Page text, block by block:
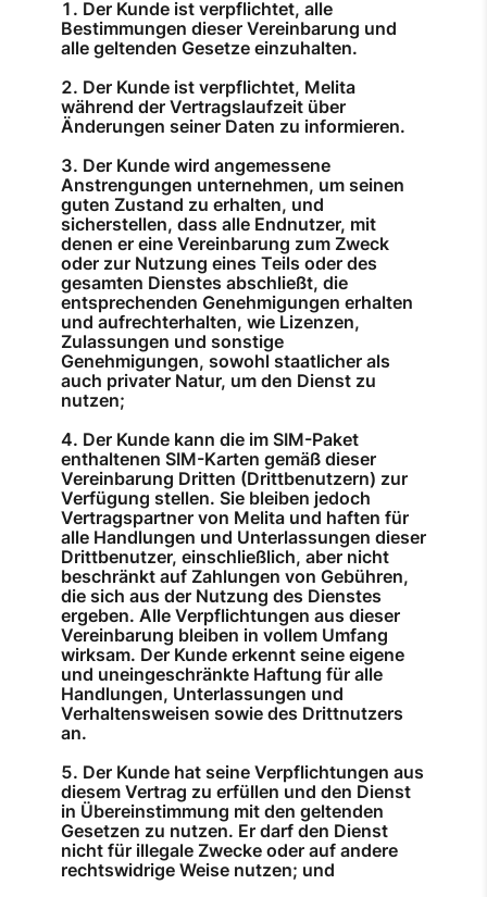
Der Kunde ist verpflichtet, alle
Bestimmungen dieser Vereinbarung und
alle geltenden Gesetze einzuhalten.
Der Kunde ist verpflichtet, Melita
während der Vertragslaufzeit über
Änderungen seiner Daten zu informieren.
Der Kunde wird angemessene
Anstrengungen unternehmen, um seinen
guten Zustand zu erhalten, und
sicherstellen, dass alle Endnutzer, mit
denen er eine Vereinbarung zum Zweck
oder zur Nutzung eines Teils oder des
gesamten Dienstes abschließt, die
entsprechenden Genehmigungen erhalten
und aufrechterhalten, wie Lizenzen,
Zulassungen und sonstige
Genehmigungen, sowohl staatlicher als
auch privater Natur, um den Dienst zu
nutzen;
Der Kunde kann die im SIM-Paket
enthaltenen SIM-Karten gemäß dieser
Vereinbarung Dritten (Drittbenutzern) zur
Verfügung stellen. Sie bleiben jedoch
Vertragspartner von Melita und haften für
alle Handlungen und Unterlassungen dieser
Drittbenutzer, einschließlich, aber nicht
beschränkt auf Zahlungen von Gebühren,
die sich aus der Nutzung des Dienstes
ergeben. Alle Verpflichtungen aus dieser
Vereinbarung bleiben in vollem Umfang
wirksam. Der Kunde erkennt seine eigene
und uneingeschränkte Haftung für alle
Handlungen, Unterlassungen und
Verhaltensweisen sowie des Drittnutzers
an.
Der Kunde hat seine Verpflichtungen aus
diesem Vertrag zu erfüllen und den Dienst
in Übereinstimmung mit den geltenden
Gesetzen zu nutzen. Er darf den Dienst
nicht für illegale Zwecke oder auf andere
rechtswidrige Weise nutzen; und